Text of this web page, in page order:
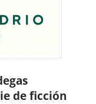
de ficción